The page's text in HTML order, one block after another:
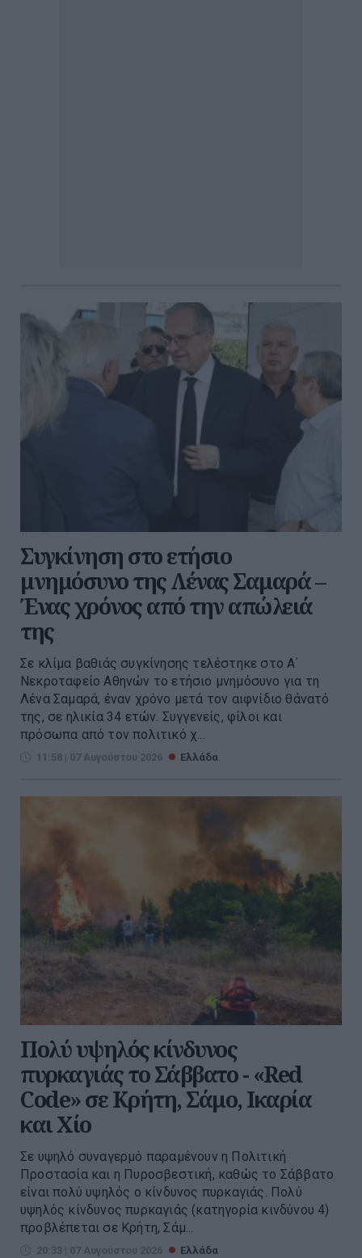
Συγκίνηση στο ετήσιο
μνημόσυνο της Λένας Σαμαρά –
Ένας χρόνος από την απώλειά
της
Σε κλίμα βαθιάς συγκίνησης τελέστηκε στο Α΄
Νεκροταφείο Αθηνών το ετήσιο μνημόσυνο για τη
Λένα Σαμαρά, έναν χρόνο μετά τον αιφνίδιο θάνατό
της, σε ηλικία 34 ετών. Συγγενείς, φίλοι και
πρόσωπα από τον πολιτικό χ...
11:58 | 07 Αυγούστου 2026 Ελλάδα
Πολύ υψηλός κίνδυνος
πυρκαγιάς το Σάββατο - «Red
Code» σε Κρήτη, Σάμο, Ικαρία
και Χίο
Σε υψηλό συναγερμό παραμένουν η Πολιτική
Προστασία και η Πυροσβεστική, καθώς το Σάββατο
είναι πολύ υψηλός ο κίνδυνος πυρκαγιάς. Πολύ
υψηλός κίνδυνος πυρκαγιάς (κατηγορία κινδύνου 4)
προβλέπεται σε Κρήτη, Σάμ...
20:33 | 07 Αυγούστου 2026 Ελλάδα